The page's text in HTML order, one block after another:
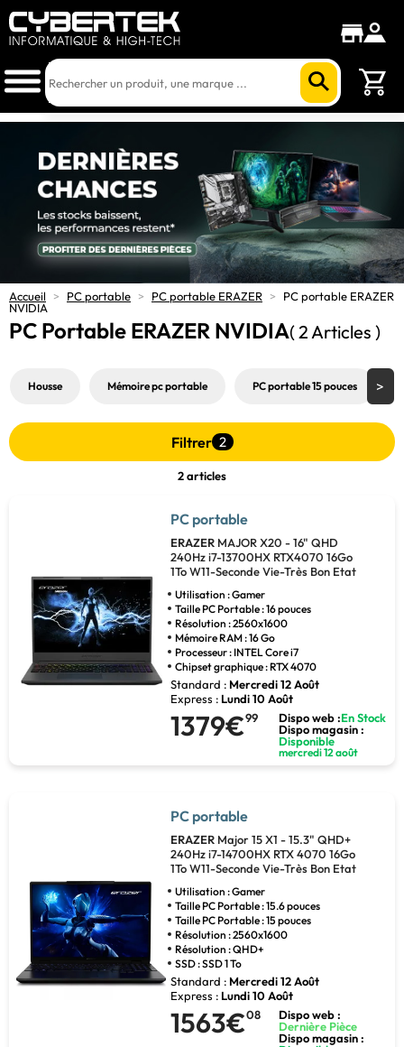
Accueil > PC portable > PC portable ERAZER >
PC portable ERAZER
NVIDIA
PC Portable ERAZER NVIDIA( 2 Articles )
Housse Mémoire pc portable PC portable 15 pouces
Filtrer 2
2 articles
PC portable
ERAZER MAJOR X20 - 16" QHD
240Hz i7-13700HX RTX4070 16Go
1To W11-Seconde Vie-Très Bon Etat
Utilisation : Gamer
Taille PC Portable : 16 pouces
Résolution : 2560x1600
Mémoire RAM : 16 Go
Processeur : INTEL Core i7
Chipset graphique : RTX 4070
Standard : Mercredi 12 Août
Express : Lundi 10 Août
1379€99 Dispo web :En Stock
Dispo magasin :
Disponible
mercredi 12 août
PC portable
ERAZER Major 15 X1 - 15.3" QHD+
240Hz i7-14700HX RTX 4070 16Go
1To W11-Seconde Vie-Très Bon Etat
Utilisation : Gamer
Taille PC Portable : 15.6 pouces
Taille PC Portable : 15 pouces
Résolution : 2560x1600
Résolution : QHD+
SSD : SSD 1 To
Standard : Mercredi 12 Août
Express : Lundi 10 Août
1563€08
Dispo web :
Dernière Pièce
Dispo magasin :